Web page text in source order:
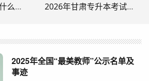
厦门中小学春秋假什么时候放？ 2026年甘肃专升本考试成绩查询官网入口：甘肃省教育考试院
2025年全国“最美教师”公示名单及
事迹